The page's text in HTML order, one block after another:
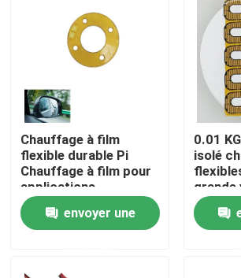
Visite d'usine
Contrôle de qualité
Nouvelles
Demandez une citation
Chauffage à film
flexible durable Pi
Chauffage à film pour
applications
industrielles
envoyer une
0.01
isolé
grande
les